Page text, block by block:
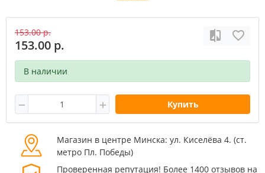
153.00 р.
153.00 р.
В наличии
Купить
Магазин в центре Минска: ул. Киселёва 4. (cт.
метро Пл. Победы)
Проверенная репутация! Более 1400 отзывов на